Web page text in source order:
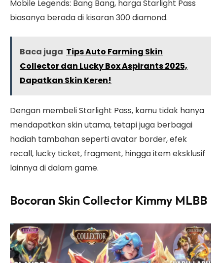
Mobile Legends: Bang Bang, harga Starlight Pass
biasanya berada di kisaran 300 diamond.
Baca juga Tips Auto Farming Skin
Collector dan Lucky Box Aspirants 2025,
Dapatkan Skin Keren!
Dengan membeli Starlight Pass, kamu tidak hanya
mendapatkan skin utama, tetapi juga berbagai
hadiah tambahan seperti avatar border, efek
recall, lucky ticket, fragment, hingga item eksklusif
lainnya di dalam game.
Bocoran Skin Collector Kimmy MLBB